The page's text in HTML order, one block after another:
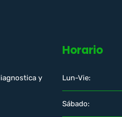
y
Horario
Lun-Vie:
Sábado: